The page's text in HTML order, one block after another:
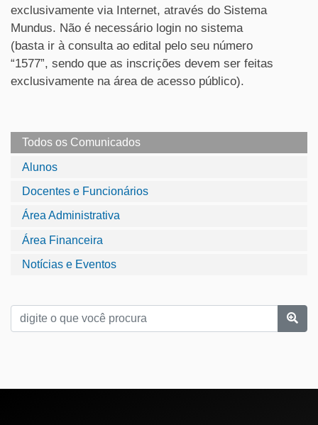
Todos os Comunicados
Alunos
Docentes e Funcionários
Área Administrativa
Área Financeira
Notícias e Eventos
exclusivamente via Internet, através do Sistema
Mundus. Não é necessário login no sistema
(basta ir à consulta ao edital pelo seu número
“1577”, sendo que as inscrições devem ser feitas
exclusivamente na área de acesso público).